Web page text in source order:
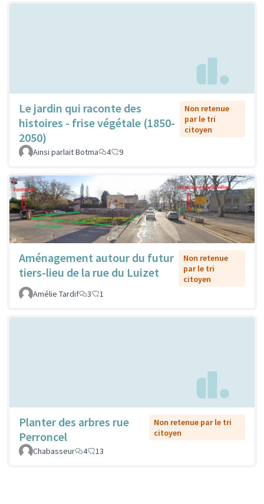
Le jardin qui raconte des
histoires - frise végétale (1850-
2050)
Non retenue
par le tri
citoyen
Ainsi parlait Botma 4 9
Aménagement autour du futur
tiers-lieu de la rue du Luizet
Non retenue
par le tri
citoyen
Amélie Tardif
3 1
Planter des arbres rue
Perroncel
Non retenue par le tri
citoyen
Chabasseur
4 13